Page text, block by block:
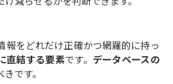
報をどれだけ正確かつ網羅的に持っ
直結する要素です。 データベースの
です。